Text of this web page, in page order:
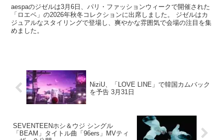
aespaのジゼルは3月6日、パリ・ファッションウィークで開催された
「ロエベ」の2026年秋冬コレクションに出席しました。 ジゼルはカ
ジュアルなスタイリングで登場し、爽やかな雰囲気で会場の注目を集
めました。
NiziU、「LOVE LINE」で韓国カムバック
を予告 3月31日
SEVENTEENホシ＆ウジ シングル
「BEAM」タイトル曲「96ers」MVティ